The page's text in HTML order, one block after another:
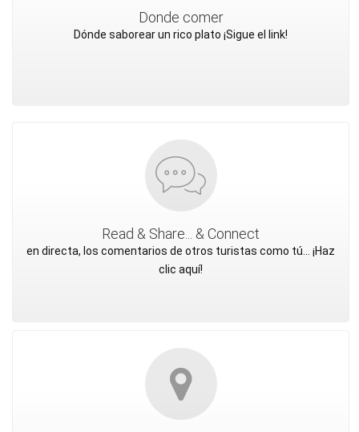
Donde comer
Dónde saborear un rico plato ¡Sigue el link!
Read & Share... & Connect
en directa, los comentarios de otros turistas como tú... ¡Haz
clic aquí!